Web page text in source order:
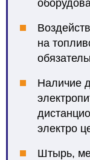
на
Наличие
электро
Штырь,